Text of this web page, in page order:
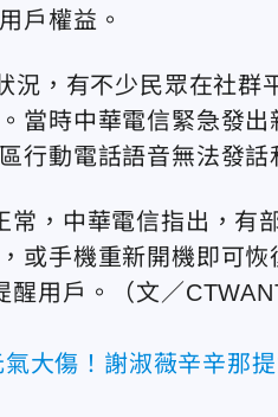
戶權益。
況，有不少民眾在社群
當時中華電信緊急發
行動電話語音無法發話
，中華電信指出，有
或手機重新開機即可
用戶。
（文／
大傷！謝淑薇辛辛那